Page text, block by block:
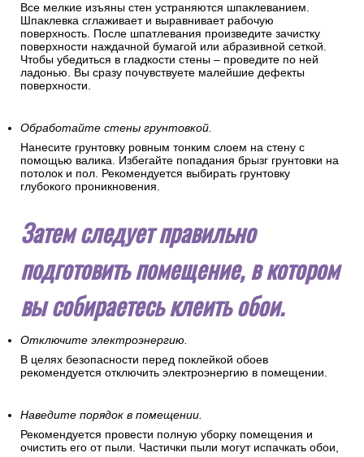
Все мелкие изъяны стен устраняются шпаклеванием.
Шпаклевка сглаживает и выравнивает рабочую
поверхность. После шпатлевания произведите зачистку
поверхности наждачной бумагой или абразивной сеткой.
Чтобы убедиться в гладкости стены – проведите по ней
ладонью. Вы сразу почувствуете малейшие дефекты
поверхности.
Обработайте стены грунтовкой.
Нанесите грунтовку ровным тонким слоем на стену с
помощью валика. Избегайте попадания брызг грунтовки на
потолок и пол. Рекомендуется выбирать грунтовку
глубокого проникновения.
Затем следует правильно
подготовить помещение, в котором
вы собираетесь клеить обои.
Отключите электроэнергию.
В целях безопасности перед поклейкой обоев
рекомендуется отключить электроэнергию в помещении.
Наведите порядок в помещении.
Рекомендуется провести полную уборку помещения и
очистить его от пыли. Частички пыли могут испачкать обои,